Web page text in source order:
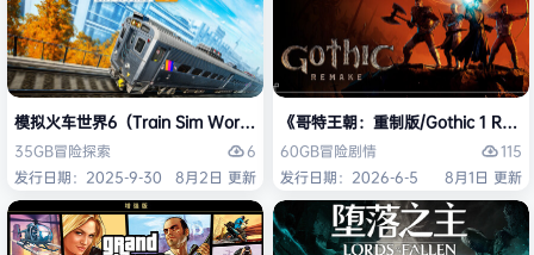
模拟火车世界6（Train Sim World 6）免安装中文版
35GB冒险探索
6
发行日期：2025-9-30
8月2日 更新
《哥特王朝：重制版/Gothic 1
60GB冒险剧情
115
发行日期：2026-6-5
8月1日 更新